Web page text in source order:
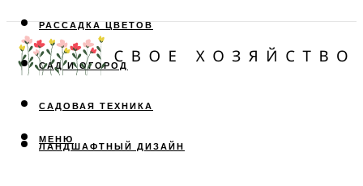
РАССАДКА ЦВЕТОВ
САД И ОГОРОД
САДОВАЯ ТЕХНИКА
ЛАНДШАФТНЫЙ ДИЗАЙН
МЕНЮ